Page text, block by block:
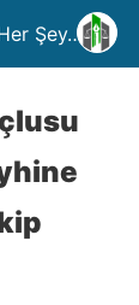
Şey….